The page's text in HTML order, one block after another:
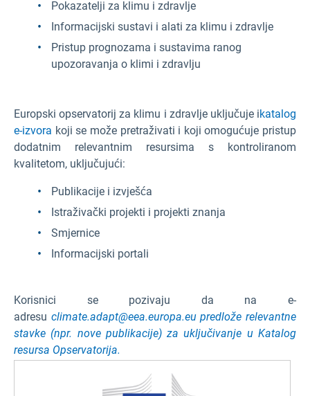
Pokazatelji za klimu i zdravlje
Informacijski sustavi i alati za klimu i zdravlje
Pristup prognozama i sustavima ranog
upozoravanja o klimi i zdravlju
Europski opservatorij za klimu i zdravlje uključuje ikatalog
e-izvora koji se može pretraživati i koji omogućuje pristup
dodatnim relevantnim resursima s kontroliranom
kvalitetom, uključujući:
Publikacije i izvješća
Istraživački projekti i projekti znanja
Smjernice
Informacijski portali
Korisnici se pozivaju da na e-
adresu climate.adapt@eea.europa.eu predlože relevantne
stavke (npr. nove publikacije) za uključivanje u Katalog
resursa Opservatorija.